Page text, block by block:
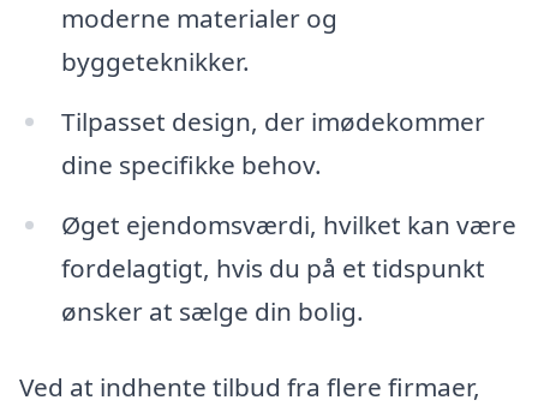
moderne materialer og
byggeteknikker.
Tilpasset design, der imødekommer
dine specifikke behov.
Øget ejendomsværdi, hvilket kan være
fordelagtigt, hvis du på et tidspunkt
ønsker at sælge din bolig.
Ved at indhente tilbud fra flere firmaer,